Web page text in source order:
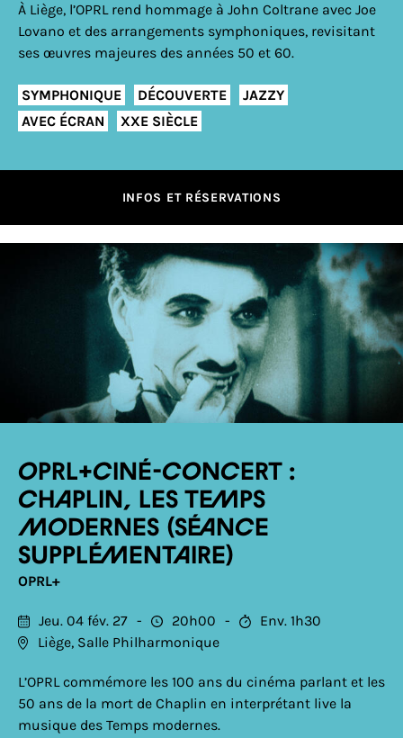
À Liège, l’OPRL rend hommage à John Coltrane avec Joe
Lovano et des arrangements symphoniques, revisitant
ses œuvres majeures des années 50 et 60.
SYMPHONIQUE DÉCOUVERTE
JAZZY
AVEC ÉCRAN
XXE SIÈCLE
INFOS ET RÉSERVATIONS
OPRL+ciné-concert :
Chaplin, Les temps
modernes (séance
supplémentaire)
OPRL+
Jeu. 04 fév. 27 20h00
Env. 1h30
Liège, Salle Philharmonique
L’OPRL commémore les 100 ans du cinéma parlant et les
50 ans de la mort de Chaplin en interprétant live la
musique des Temps modernes.